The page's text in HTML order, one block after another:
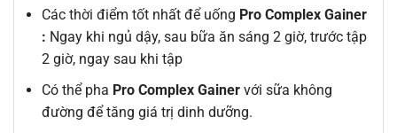
Các thời điểm tốt nhất để uống Pro Complex Gainer
: Ngay khi ngủ dậy, sau bữa ăn sáng 2 giờ, trước tập
2 giờ, ngay sau khi tập
Có thể pha Pro Complex Gainervới sữa không
đường để tăng giá trị dinh dưỡng.